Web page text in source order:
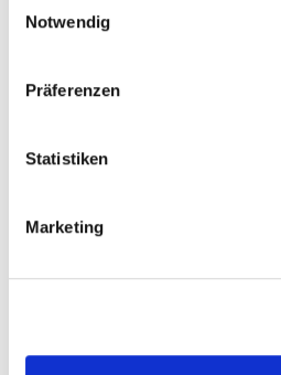
Notwendig
Präferenzen
Statistiken
Marketing
Verden
DIAKONIEKLINIKUM
ROTENBURG
GmbH
(Wümme)